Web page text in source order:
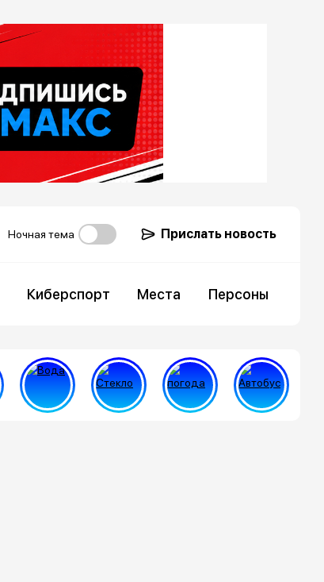
Ночная тема Прислать новость
Киберспорт Места Персоны